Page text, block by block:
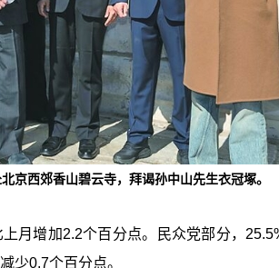
京西郊香山碧云寺，拜谒孙中山先生衣冠塚。
月增加2.2个百分点。民众党部分，
少0.7个百分点。